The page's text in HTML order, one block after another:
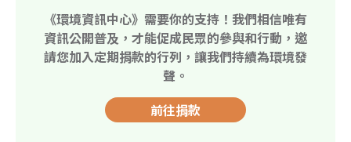
《環境資訊中心》需要你的支持！我們相信唯有
資訊公開普及，才能促成民眾的參與和行動，邀
請您加入定期捐款的行列，讓我們持續為環境發
聲。
前往捐款